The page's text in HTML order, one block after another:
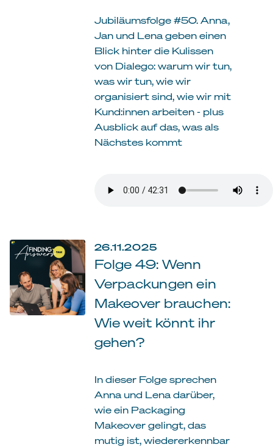
Jubiläumsfolge #50. Anna,
Jan und Lena geben einen
Blick hinter die Kulissen
von Dialego: warum wir tun,
was wir tun, wie wir
organisiert sind, wie wir mit
Kund:innen arbeiten - plus
Ausblick auf das, was als
Nächstes kommt
26.11.2025
Folge 49: Wenn
Verpackungen ein
Makeover brauchen:
Wie weit könnt ihr
gehen?
In dieser Folge sprechen
Anna und Lena darüber,
wie ein Packaging
Makeover gelingt, das
mutig ist, wiedererkennbar